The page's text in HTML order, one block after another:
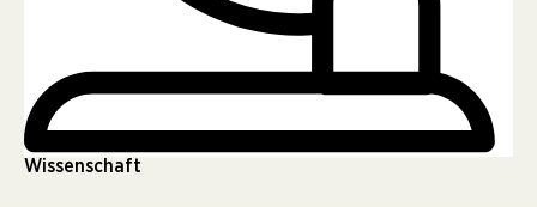
Wissenschaft